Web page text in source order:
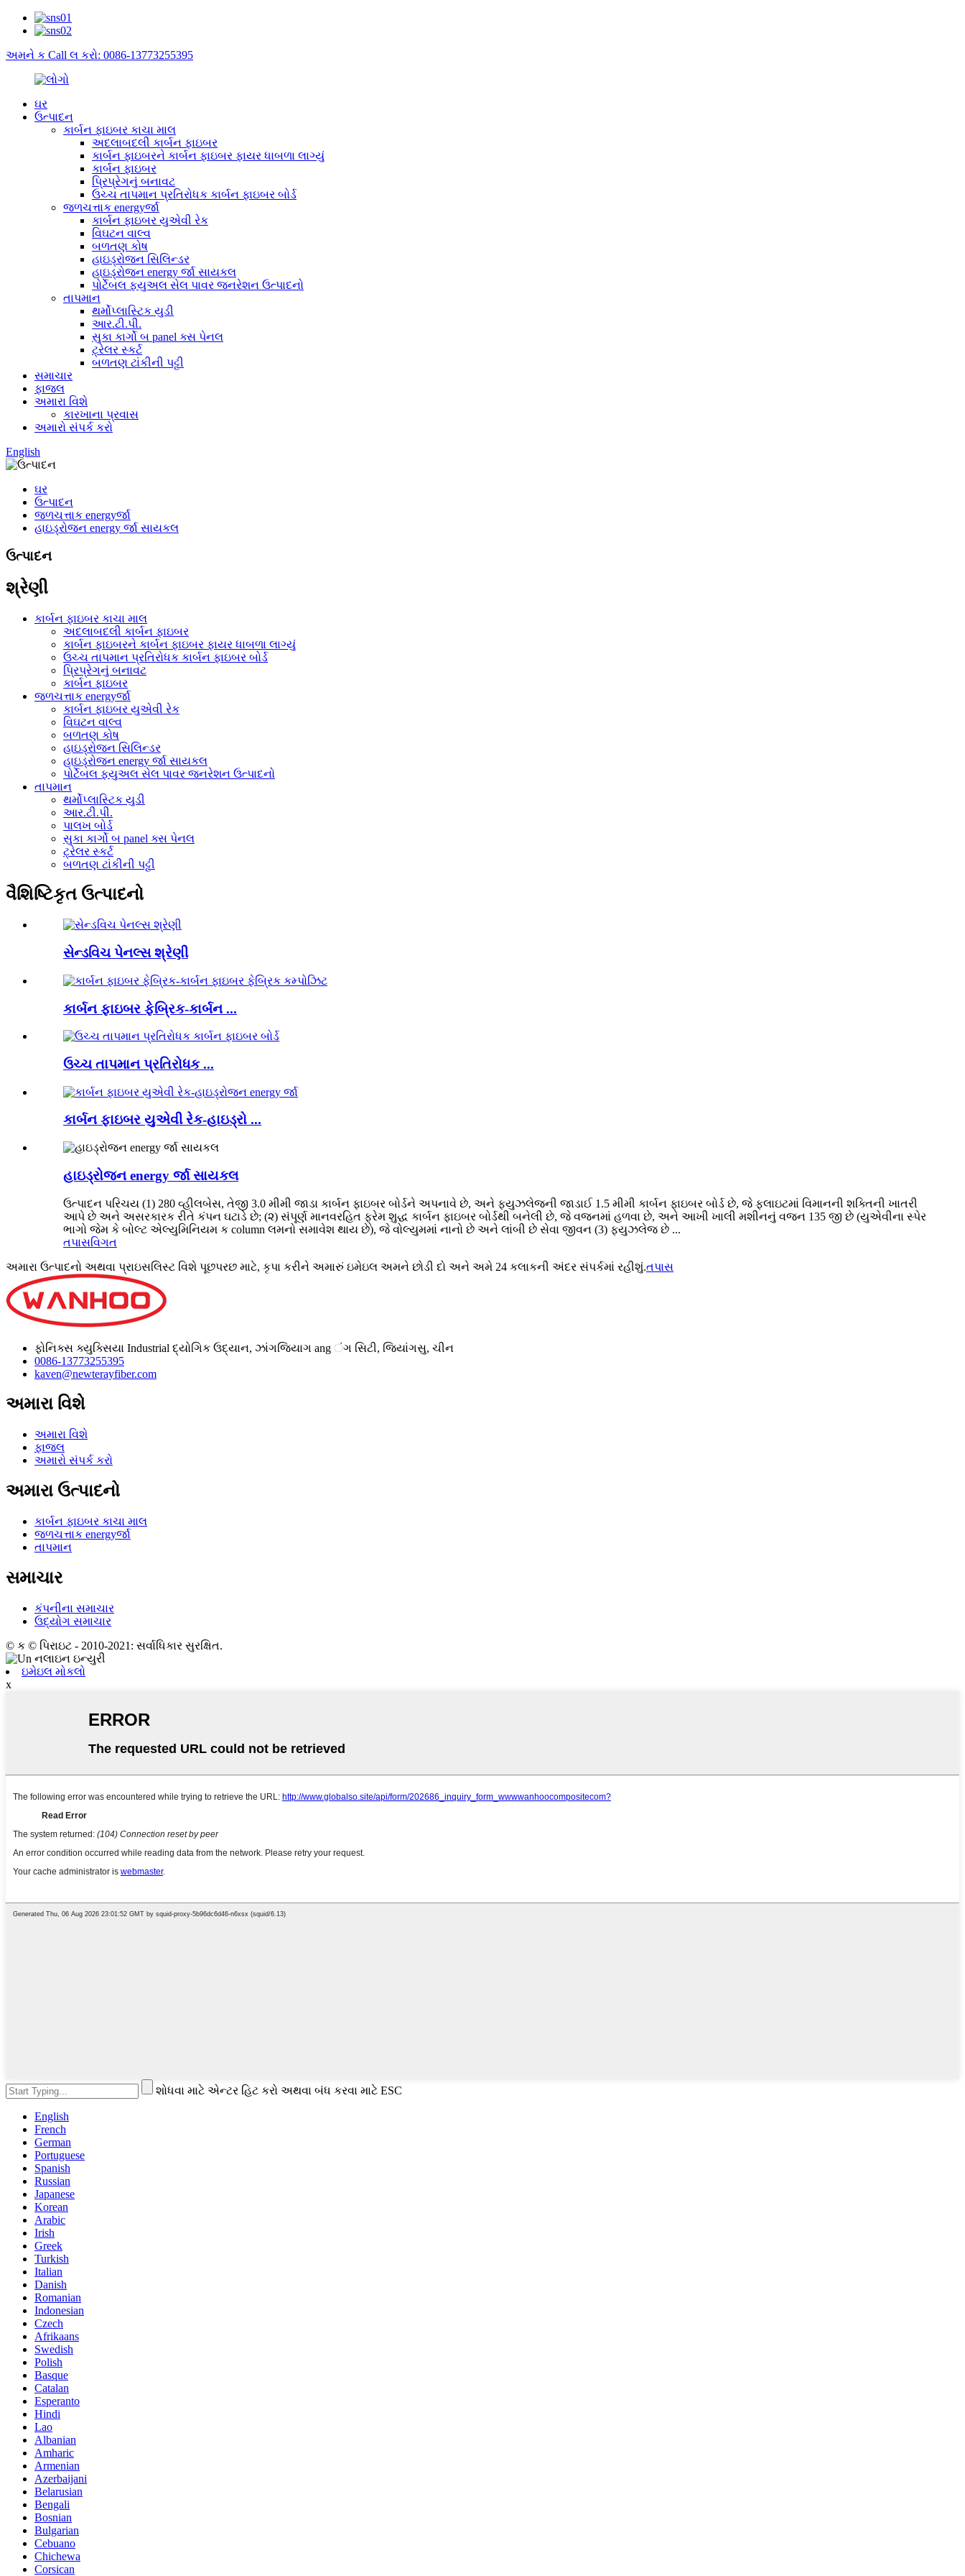
અમને ક Call લ કરો: 0086-13773255395
ઘર
ઉત્પાદન
કાર્બન ફાઇબર કાચા માલ
અદલાબદલી કાર્બન ફાઇબર
કાર્બન ફાઇબરને કાર્બન ફાઇબર ફાયર ધાબળા લાગ્યું
કાર્બન ફાઇબર
પ્રિપ્રેગનું બનાવટ
ઉચ્ચ તાપમાન પ્રતિરોધક કાર્બન ફાઇબર બોર્ડ
જળચત્તાક energyર્જા
કાર્બન ફાઇબર યુએવી રેક
વિઘટન વાલ્વ
બળતણ કોષ
હાઇડ્રોજન સિલિન્ડર
હાઇડ્રોજન energy ર્જા સાયકલ
પોર્ટેબલ ફ્યુઅલ સેલ પાવર જનરેશન ઉત્પાદનો
તાપમાન
થર્મોપ્લાસ્ટિક યુડી
આર.ટી.પી.
સુકા કાર્ગો બ panel ક્સ પેનલ
ટ્રેલર સ્કર્ટ
બળતણ ટાંકીની પટ્ટી
સમાચાર
ફાજલ
અમારા વિશે
કારખાના પ્રવાસ
અમારો સંપર્ક કરો
English
ઘર
ઉત્પાદન
જળચત્તાક energyર્જા
હાઇડ્રોજન energy ર્જા સાયકલ
ઉત્પાદન
શ્રેણી
કાર્બન ફાઇબર કાચા માલ
અદલાબદલી કાર્બન ફાઇબર
કાર્બન ફાઇબરને કાર્બન ફાઇબર ફાયર ધાબળા લાગ્યું
ઉચ્ચ તાપમાન પ્રતિરોધક કાર્બન ફાઇબર બોર્ડ
પ્રિપ્રેગનું બનાવટ
કાર્બન ફાઇબર
જળચત્તાક energyર્જા
કાર્બન ફાઇબર યુએવી રેક
વિઘટન વાલ્વ
બળતણ કોષ
હાઇડ્રોજન સિલિન્ડર
હાઇડ્રોજન energy ર્જા સાયકલ
પોર્ટેબલ ફ્યુઅલ સેલ પાવર જનરેશન ઉત્પાદનો
તાપમાન
થર્મોપ્લાસ્ટિક યુડી
આર.ટી.પી.
પાલખ બોર્ડ
સુકા કાર્ગો બ panel ક્સ પેનલ
ટ્રેલર સ્કર્ટ
બળતણ ટાંકીની પટ્ટી
વૈશિષ્ટિકૃત ઉત્પાદનો
સેન્ડવિચ પેનલ્સ શ્રેણી
કાર્બન ફાઇબર ફેબ્રિક-કાર્બન ...
ઉચ્ચ તાપમાન પ્રતિરોધક ...
કાર્બન ફાઇબર યુએવી રેક-હાઇડ્રો ...
હાઇડ્રોજન energy ર્જા સાયકલ
ઉત્પાદન પરિચય (1) 280 વ્હીલબેસ, તેજી 3.0 મીમી જાડા કાર્બન ફાઇબર બોર્ડને અપનાવે છે, અને ફ્યુઝલેજની જાડાઈ 1.5 મીમી કાર્બન ફાઇબર બોર્ડ છે, જે ફ્લાઇટમાં વિમાનની શક્તિની ખાતરી
આપે છે અને અસરકારક રીતે કંપન ઘટાડે છે; (૨) સંપૂર્ણ માનવરહિત ફ્રેમ શુદ્ધ કાર્બન ફાઇબર બોર્ડથી બનેલી છે, જે વજનમાં હળવા છે, અને આખી ખાલી મશીનનું વજન 135 જી છે (યુએવીના સ્પેર
ભાગો જેમ કે બોલ્ટ એલ્યુમિનિયમ ક column લમનો સમાવેશ થાય છે), જે વોલ્યુમમાં નાનો છે અને લાંબી છે સેવા જીવન (3) ફ્યુઝલેજ છે ...
તપાસવિગત
અમારા ઉત્પાદનો અથવા પ્રાઇસલિસ્ટ વિશે પૂછપરછ માટે, કૃપા કરીને અમારું ઇમેઇલ અમને છોડી દો અને અમે 24 કલાકની અંદર સંપર્કમાં રહીશું.તપાસ
ફોનિક્સ ક્યુક્સિયા Industrial દ્યોગિક ઉદ્યાન, ઝાંગજિયાગ ang ંગ સિટી, જિયાંગસુ, ચીન
0086-13773255395
kaven@newterayfiber.com
અમારા વિશે
અમારા વિશે
ફાજલ
અમારો સંપર્ક કરો
અમારા ઉત્પાદનો
કાર્બન ફાઇબર કાચા માલ
જળચત્તાક energyર્જા
તાપમાન
સમાચાર
કંપનીના સમાચાર
ઉદ્યોગ સમાચાર
© ક © પિરાઇટ - 2010-2021: સર્વાધિકાર સુરક્ષિત.
ઇમેઇલ મોકલો
x
શોધવા માટે એન્ટર હિટ કરો અથવા બંધ કરવા માટે ESC
English
French
German
Portuguese
Spanish
Russian
Japanese
Korean
Arabic
Irish
Greek
Turkish
Italian
Danish
Romanian
Indonesian
Czech
Afrikaans
Swedish
Polish
Basque
Catalan
Esperanto
Hindi
Lao
Albanian
Amharic
Armenian
Azerbaijani
Belarusian
Bengali
Bosnian
Bulgarian
Cebuano
Chichewa
Corsican